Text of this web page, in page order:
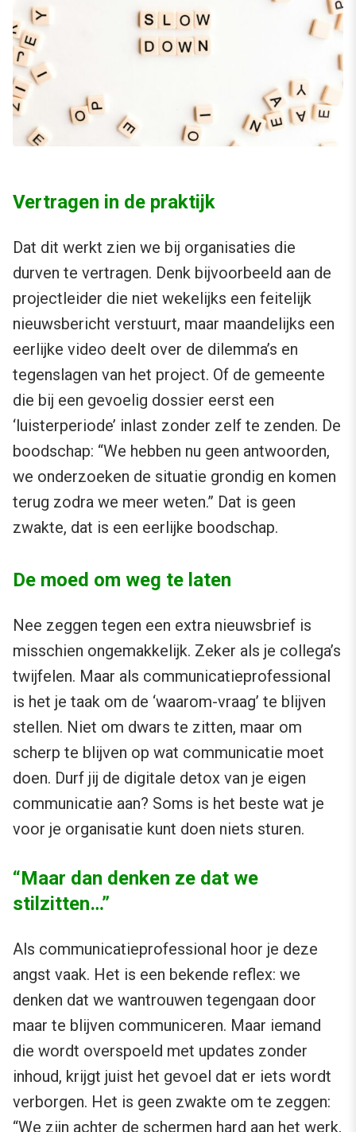
Vertragen in de praktijk
Dat dit werkt zien we bij organisaties die
durven te vertragen. Denk bijvoorbeeld aan de
projectleider die niet wekelijks een feitelijk
nieuwsbericht verstuurt, maar maandelijks een
eerlijke video deelt over de dilemma’s en
tegenslagen van het project. Of de gemeente
die bij een gevoelig dossier eerst een
‘luisterperiode’ inlast zonder zelf te zenden. De
boodschap: “We hebben nu geen antwoorden,
we onderzoeken de situatie grondig en komen
terug zodra we meer weten.” Dat is geen
zwakte, dat is een eerlijke boodschap.
De moed om weg te laten
Nee zeggen tegen een extra nieuwsbrief is
misschien ongemakkelijk. Zeker als je collega’s
twijfelen. Maar als communicatieprofessional
is het je taak om de ‘waarom-vraag’ te blijven
stellen. Niet om dwars te zitten, maar om
scherp te blijven op wat communicatie moet
doen. Durf jij de digitale detox van je eigen
communicatie aan? Soms is het beste wat je
voor je organisatie kunt doen niets sturen.
“Maar dan denken ze dat we
stilzitten…”
Als communicatieprofessional hoor je deze
angst vaak. Het is een bekende reflex: we
denken dat we wantrouwen tegengaan door
maar te blijven communiceren. Maar iemand
die wordt overspoeld met updates zonder
inhoud, krijgt juist het gevoel dat er iets wordt
verborgen. Het is geen zwakte om te zeggen:
“We zijn achter de schermen hard aan het werk,